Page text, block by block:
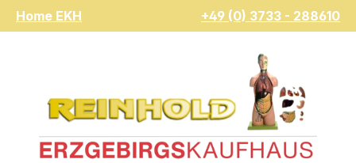
Zum Hauptinhalt springen
Home EKH +49 (0) 3733 - 288610